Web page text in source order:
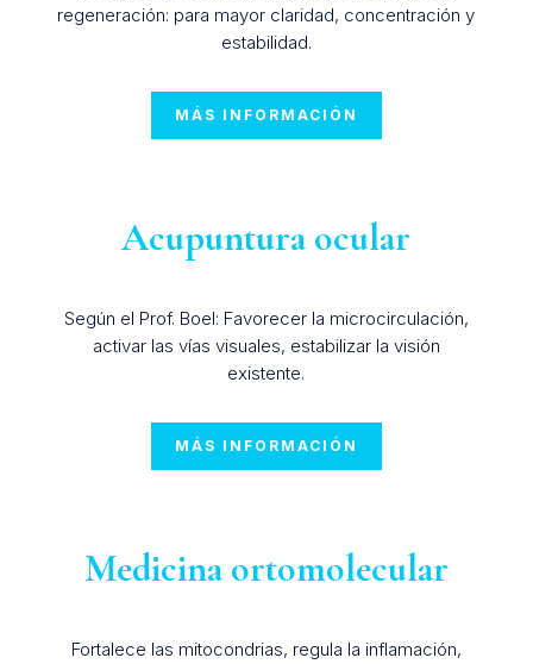
regeneración: para mayor claridad, concentración y
estabilidad.
MÁS INFORMACIÓN
Acupuntura ocular
Según el Prof. Boel: Favorecer la microcirculación,
activar las vías visuales, estabilizar la visión
existente.
MÁS INFORMACIÓN
Medicina ortomolecular
Fortalece las mitocondrias, regula la inflamación,